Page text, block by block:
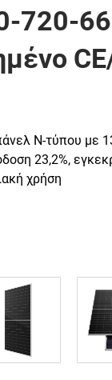
720-
N-τύπου με
23,2%,
χρήση